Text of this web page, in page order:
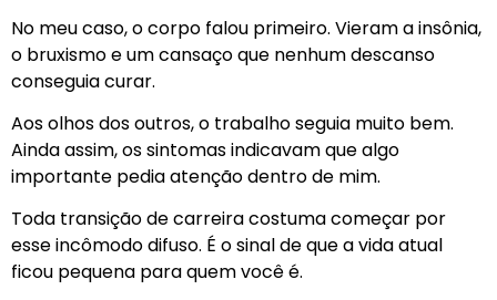
No meu caso, o corpo falou primeiro. Vieram a insônia,
o bruxismo e um cansaço que nenhum descanso
conseguia curar.
Aos olhos dos outros, o trabalho seguia muito bem.
Ainda assim, os sintomas indicavam que algo
importante pedia atenção dentro de mim.
Toda transição de carreira costuma começar por
esse incômodo difuso. É o sinal de que a vida atual
ficou pequena para quem você é.